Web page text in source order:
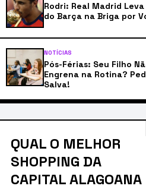
Rodri: Real Madrid Leva
do Barça na Briga por
NOTÍCIAS
Pós-Férias: Seu Filho
Engrena na Rotina?
Salva!
QUAL O MELHOR
SHOPPING DA
CAPITAL ALAGOANA